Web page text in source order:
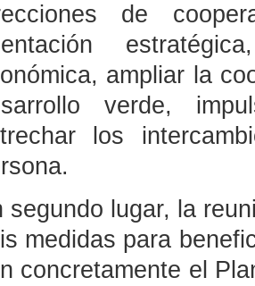
de
ampliar la
verde,
los
segundo lugar, la
medidas para
concretamente el